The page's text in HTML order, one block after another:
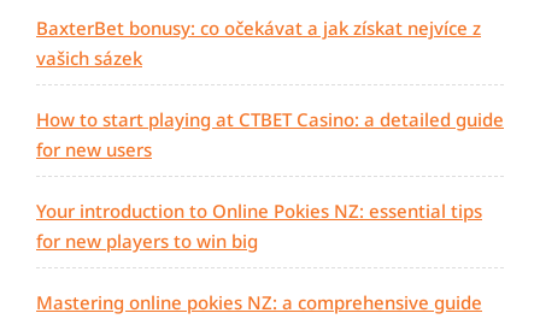
BaxterBet bonusy: co očekávat a jak získat nejvíce z
vašich sázek
How to start playing at CTBET Casino: a detailed guide
for new users
Your introduction to Online Pokies NZ: essential tips
for new players to win big
Mastering online pokies NZ: a comprehensive guide